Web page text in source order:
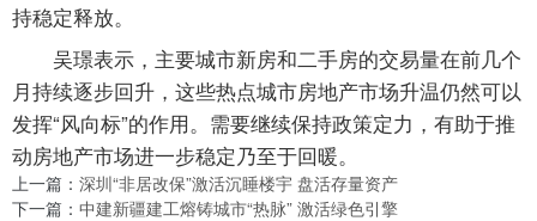
持稳定释放。
吴璟表示，主要城市新房和二手房的交易量在前几个
月持续逐步回升，这些热点城市房地产市场升温仍然可以
发挥“风向标”的作用。需要继续保持政策定力，有助于推
动房地产市场进一步稳定乃至于回暖。
上一篇： 深圳“非居改保”激活沉睡楼宇 盘活存量资产
下一篇： 中建新疆建工熔铸城市“热脉” 激活绿色引擎